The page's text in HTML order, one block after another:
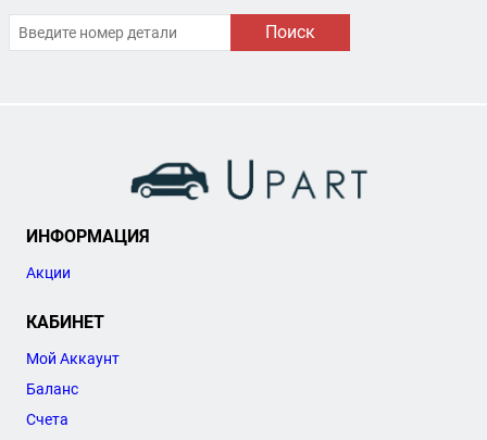
Поиск
ИНФОРМАЦИЯ
Акции
КАБИНЕТ
Мой Аккаунт
Баланс
Счета